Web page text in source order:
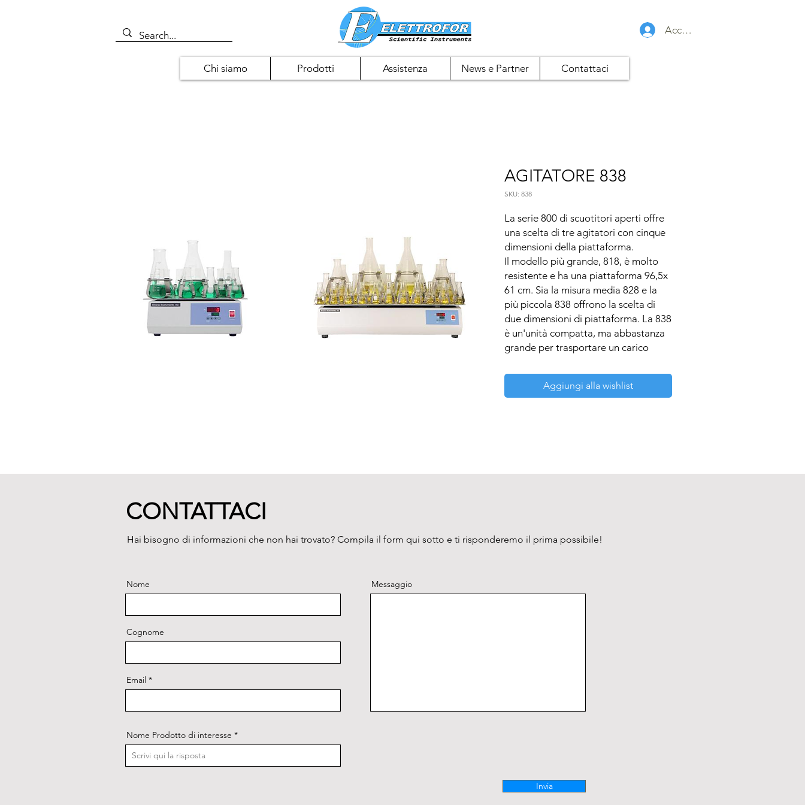
Accedi
Chi siamo Prodotti Assistenza News e Partner Contattaci
AGITATORE 838
SKU: 838
La serie 800 di scuotitori aperti offre
una scelta di tre agitatori con cinque
dimensioni della piattaforma.
Il modello più grande, 818, è molto
resistente e ha una piattaforma 96,5x
61 cm. Sia la misura media 828 e la
più piccola 838 offrono la scelta di
due dimensioni di piattaforma. La 838
è un'unità compatta, ma abbastanza
grande per trasportare un carico
Aggiungi alla wishlist
CONTATTACI
Hai bisogno di informazioni che non hai trovato? Compila il form qui sotto e ti risponderemo il prima possibile!
Nome
Cognome
Email
Messaggio
Nome Prodotto di interesse
Invia